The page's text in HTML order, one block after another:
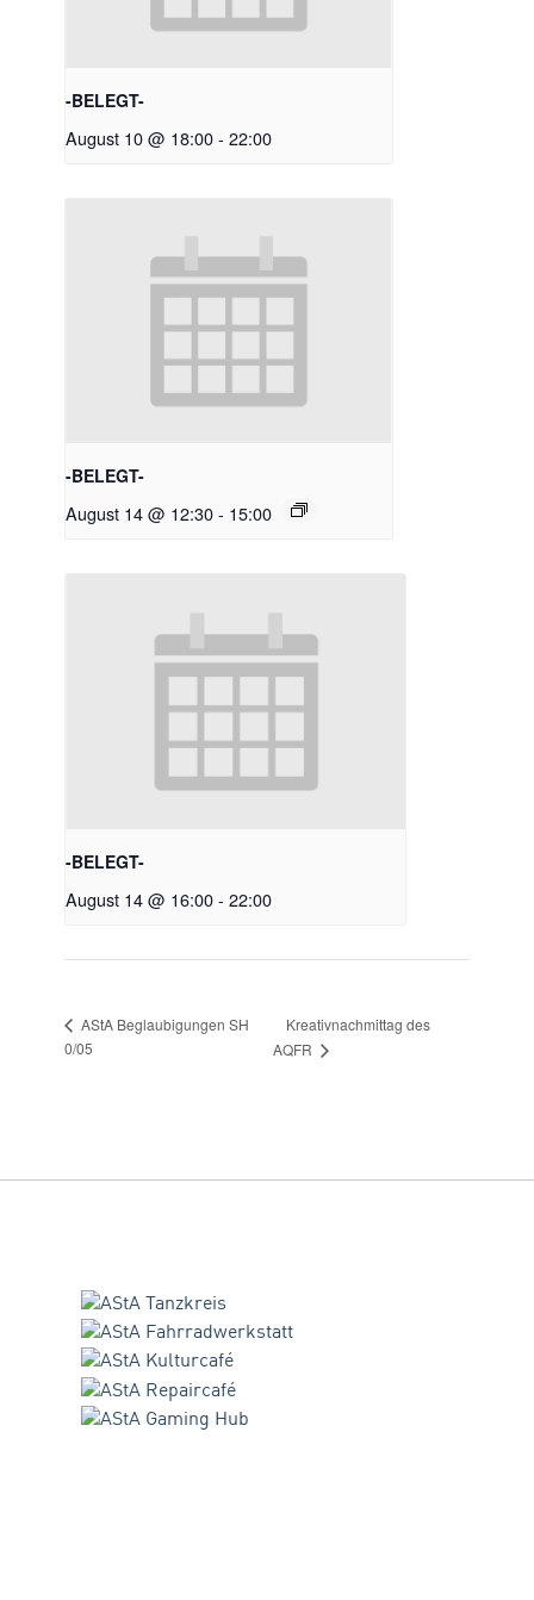
-BELEGT-
August 10 @ 18:00- 22:00
-BELEGT-
August 14 @ 12:30- 15:00
-BELEGT-
August 14 @ 16:00- 22:00
AStA Beglaubigungen SH
0/05
Kreativnachmittag des
AQFR